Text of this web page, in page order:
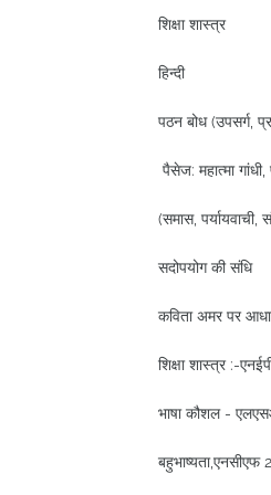
शिक्षा शास्त्र
हिन्दी
पठन बोध (उपसर्ग,
पैसेज: महात्मा गांधी,
(समास, पर्यायवाची,
सदोपयोग की संधि
कविता अमर पर
शिक्षा शास्त्र :-
भाषा कौशल -
बहुभाष्यता,एनसीएफ